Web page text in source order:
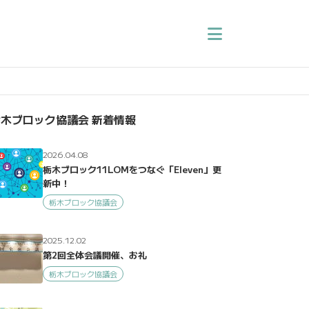
ブロック協議会 新着情報
2026.04.08
栃木ブロック11LOMをつなぐ「Eleven」更
新中！
栃木ブロック協議会
2025.12.02
第2回全体会議開催、お礼
栃木ブロック協議会